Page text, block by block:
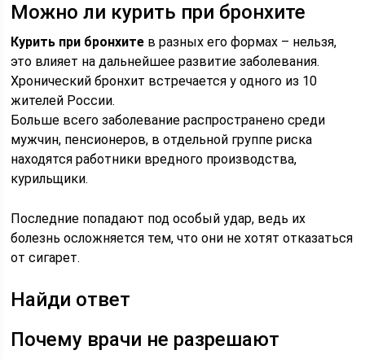
Можно ли курить при бронхите
Курить при бронхите в разных его формах – нельзя,
это влияет на дальнейшее развитие заболевания.
Хронический бронхит встречается у одного из 10
жителей России.
Больше всего заболевание распространено среди
мужчин, пенсионеров, в отдельной группе риска
находятся работники вредного производства,
курильщики.
Последние попадают под особый удар, ведь их
болезнь осложняется тем, что они не хотят отказаться
от сигарет.
Найди ответ
Почему врачи не разрешают